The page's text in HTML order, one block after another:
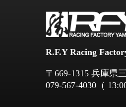
R.F.Y Racing
〒669-1315 兵庫県
079-567-4030（